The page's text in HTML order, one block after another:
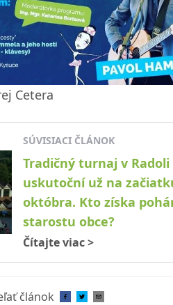
Cetera
SÚVISIACI ČLÁNOK
Tradičný turnaj v Radoli
uskutoční už na
októbra. Kto získa
starostu obce?
Čítajte viac>
článok